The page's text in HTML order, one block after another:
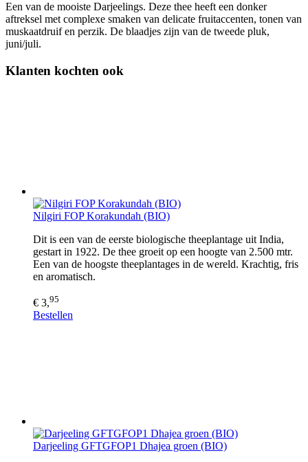
Een van de mooiste Darjeelings. Deze thee heeft een donker
aftreksel met complexe smaken van delicate fruitaccenten, tonen van
muskaatdruif en perzik. De blaadjes zijn van de tweede pluk,
juni/juli.
Klanten kochten ook
Nilgiri FOP Korakundah (BIO)
Dit is een van de eerste biologische theeplantage uit India,
gestart in 1922. De thee groeit op een hoogte van 2.500 mtr.
Een van de hoogste theeplantages in de wereld. Krachtig, fris
en aromatisch.
€ 3,95
Bestellen
Darjeeling GFTGFOP1 Dhajea groen (BIO)